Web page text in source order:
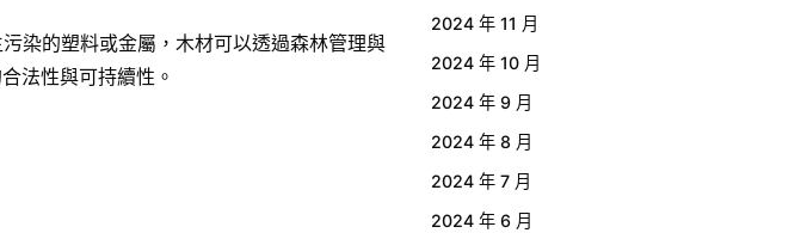
染的塑料或金屬，木材可以透過森林管理與
法性與可持續性。
2024 年 11 月
2024 年 10 月
2024 年 9 月
2024 年 8 月
2024 年 7 月
2024 年 6 月